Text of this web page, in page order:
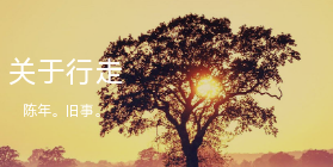
关于行走
陈年。旧事。